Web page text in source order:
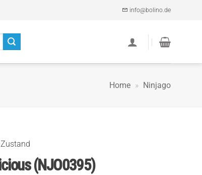
info@bolino.de
Home » Ninjago
(NJO0395)